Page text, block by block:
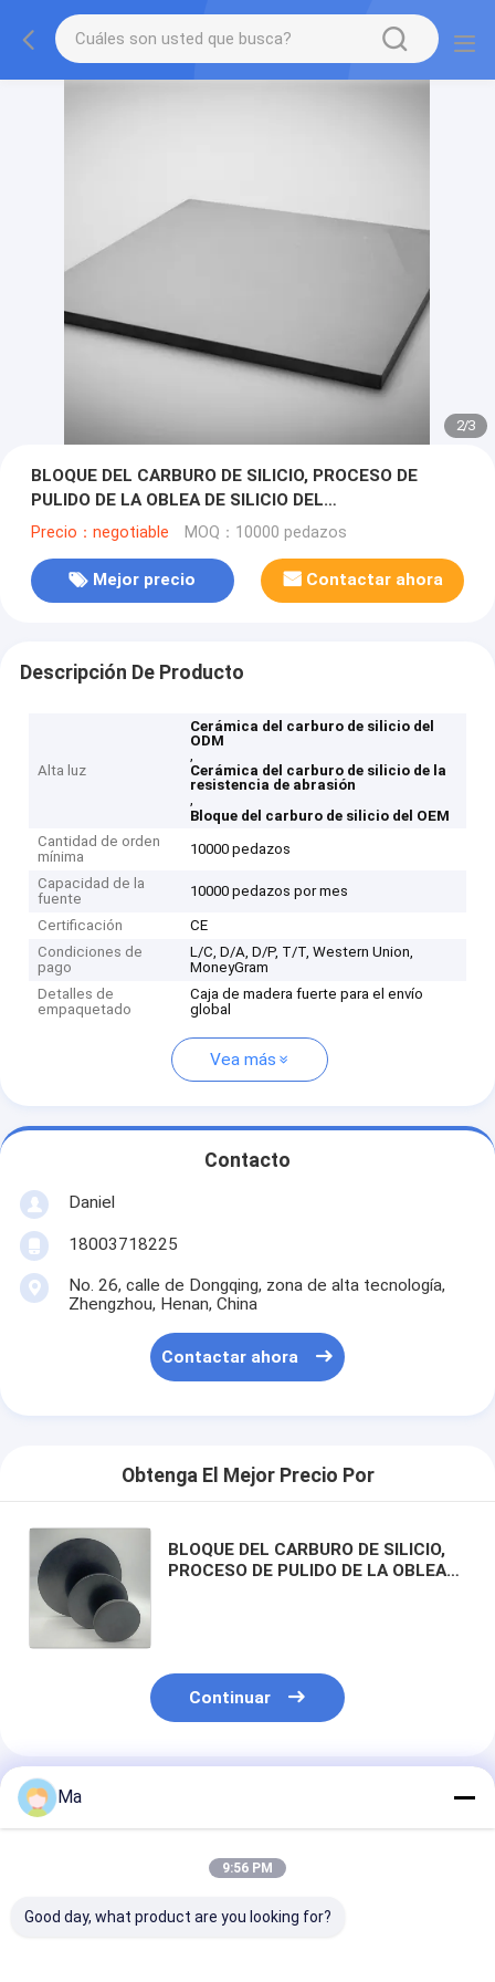
2/3
BLOQUE DEL CARBURO DE SILICIO, PROCESO DE
PULIDO DE LA OBLEA DE SILICIO DEL
SEMICONDUCTOR, OBLEA DEL ZAFIRO DEL LED,
Precio：negotiable MOQ：10000 pedazos
Mejor precio Contactar ahora
Descripción De Producto
Alta luz
Cerámica del carburo de silicio del
ODM
,
Cerámica del carburo de silicio de la
resistencia de abrasión
,
Bloque del carburo de silicio del OEM
Cantidad de orden
mínima
10000 pedazos
Capacidad de la
fuente
10000 pedazos por mes
Certificación
CE
Condiciones de
pago
L/C, D/A, D/P, T/T, Western Union,
MoneyGram
Detalles de
empaquetado
Caja de madera fuerte para el envío
global
Vea más
Contacto
Daniel
18003718225
No. 26, calle de Dongqing, zona de alta tecnología,
Zhengzhou, Henan, China
Contactar ahora
Obtenga El Mejor Precio Por
BLOQUE DEL CARBURO DE SILICIO,
PROCESO DE PULIDO DE LA OBLEA
Continuar
Productos Recomendados
Ma
9:56 PM
Good day, what product are you looking for?